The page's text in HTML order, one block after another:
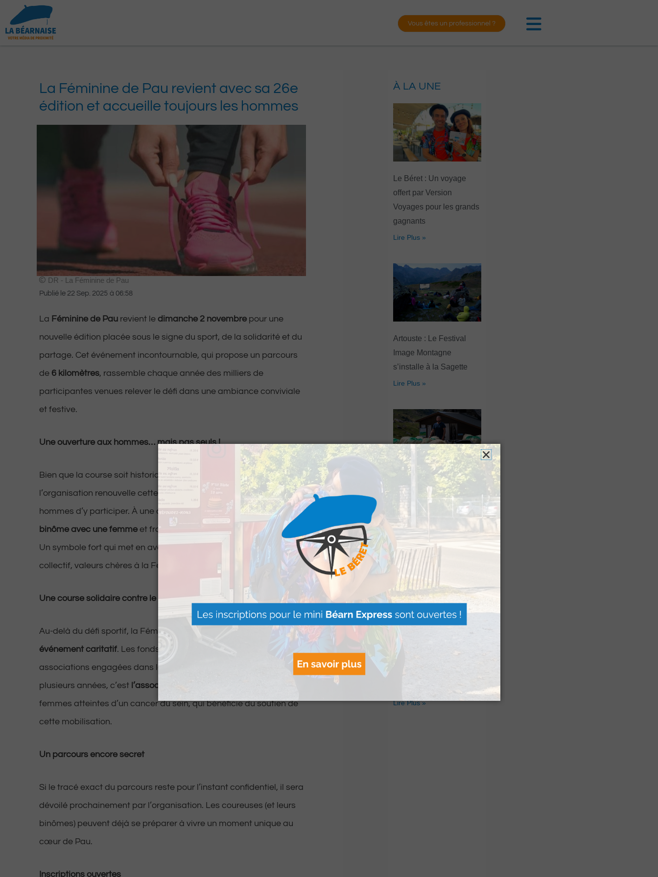
contenu
Vous êtes un professionnel ?
La Féminine de Pau revient avec sa 26e
édition et accueille toujours les hommes
DR - La Féminine de Pau
Publié le 22 Sep. 2025 à 06:58
La Féminine de Pau revient le dimanche 2 novembre pour une
nouvelle édition placée sous le signe du sport, de la solidarité et du
partage. Cet événement incontournable, qui propose un parcours
de 6 kilomètres, rassemble chaque année des milliers de
participantes venues relever le défi dans une ambiance conviviale
et festive.
Une ouverture aux hommes… mais pas seuls !
Bien que la course soit historiquement réservée aux femmes,
l’organisation renouvelle cette année la possibilité pour les
hommes d’y participer. À une condition bien particulière :courir en
binôme avec une femme et franchir la ligne d’arrivée ensemble.
Un symbole fort qui met en avant la solidarité, l’entraide et l’esprit
collectif, valeurs chères à la Féminine.
Une course solidaire contre le cancer
Au-delà du défi sportif, la Féminine de Pau reste avant tout un
événement caritatif. Les fonds récoltés sont reversés à des
associations engagées dans la lutte contre le cancer. Depuis
plusieurs années, c’est l’association Miralutz
femmes atteintes d’un cancer du sein, qui bénéficie du soutien de
cette mobilisation.
Un parcours encore secret
Si le tracé exact du parcours reste pour l’instant confidentiel, il sera
dévoilé prochainement par l’organisation. Les coureuses (et leurs
binômes) peuvent déjà se préparer à vivre un moment unique au
cœur de Pau.
Inscriptions ouvertes
À LA UNE
Le Béret : Un voyage
offert par Version
Voyages pour les grands
gagnants
Lire Plus »
Artouste : Le Festival
Image Montagne
s’installe à la Sagette
Lire Plus »
« Vis ma vie de berger »
se poursuit jusqu’à la fin
de l’été à La Pierre Saint-
Martin
Lire Plus »
Igon : Un couple de
thérapeutes qui vous
Lire Plus »